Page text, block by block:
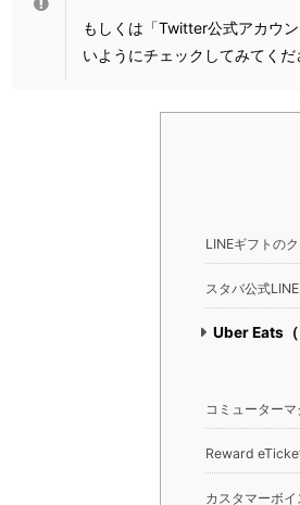
もしくは「Twitter公式アカウ
いようにチェックしてみてくだ
LINEギフトの
スタバ公式
Uber Eats（
コミューターマ
Reward
カスタマーボイ